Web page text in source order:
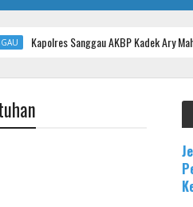
Sanggau AKBP Kadek Ary Mahardika